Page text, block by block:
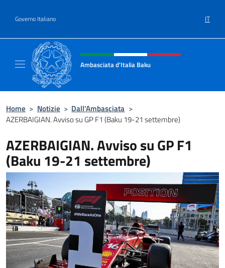
Governo Italiano IT
Intestazione sito, social e menù
Ambasciata d'Italia Baku
Home > Notizie > Dall’Ambasciata >
AZERBAIGIAN. Avviso su GP F1 (Baku 19-21 settembre)
AZERBAIGIAN. Avviso su GP F1
(Baku 19-21 settembre)